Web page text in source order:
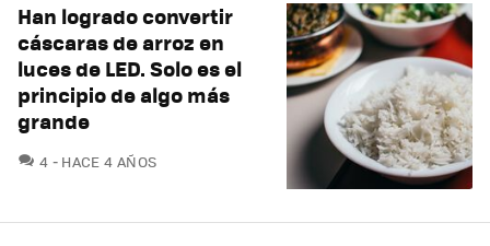
Han logrado convertir
cáscaras de arroz en
luces de LED. Solo es el
principio de algo más
grande
4 COMENTARIOS
HACE 4 AÑOS